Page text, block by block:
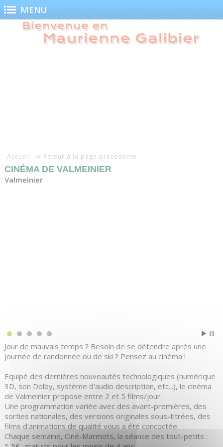
Panneau de gestion des cookies
MENU
Accueil Retour à la page précédente
CINÉMA DE VALMEINIER
Valmeinier
Jour de mauvais temps ? Besoin de se détendre après une
journée de randonnée ou de ski ? Pensez au cinéma !
Equipé des dernières nouveautés technologiques (numérique
3D, son Dolby, système d'audio description, etc...), le cinéma
de Valmeinier propose entre 2 et 5 films/jour.
Une programmation variée avec des avant-premières, des
sorties nationales, des versions originales sous-titrées, des
films d'animations de qualité vous a été concoctée.
Chaque semaine, Ciné-Marmots, la séance des tout-petits :